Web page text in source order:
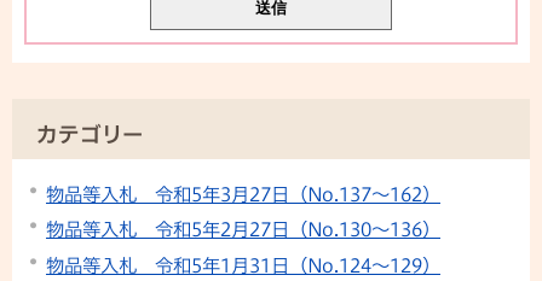
カテゴリー
物品等入札 令和5年3月27日（No.137～162）
物品等入札 令和5年2月27日（No.130～136）
物品等入札 令和5年1月31日（No.124～129）